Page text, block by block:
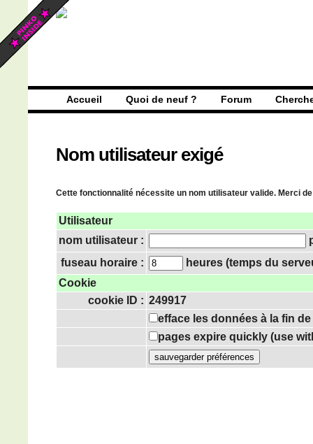
Accueil Quoi de neuf ? Forum
Nom utilisateur exigé
Cette fonctionnalité nécessite un nom utilisateur valide. Merci
Utilisateur
nom utilisateur :
fuseau horaire :
heures (temps du
Cookie
cookie ID : 249917
efface les données à la fin
pages expire quickly (use